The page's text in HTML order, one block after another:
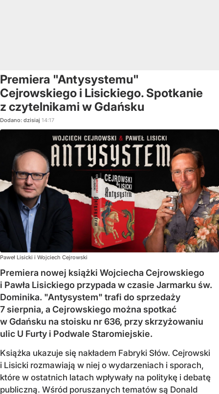
Premiera "Antysystemu"
Cejrowskiego i Lisickiego. Spotkanie
z czytelnikami w Gdańsku
Dodano: dzisiaj 14:17
Paweł Lisicki i Wojciech Cejrowski
Premiera nowej książki Wojciecha Cejrowskiego
i Pawła Lisickiego przypada w czasie Jarmarku św.
Dominika. "Antysystem" trafi do sprzedaży
7 sierpnia, a Cejrowskiego można spotkać
w Gdańsku na stoisku nr 636, przy skrzyżowaniu
ulic U Furty i Podwale Staromiejskie.
Książka ukazuje się nakładem Fabryki Słów. Cejrowski
i Lisicki rozmawiają w niej o wydarzeniach i sporach,
które w ostatnich latach wpływały na politykę i debatę
publiczną. Wśród poruszanych tematów są Donald